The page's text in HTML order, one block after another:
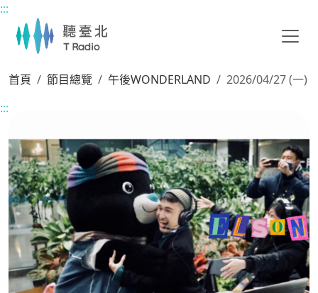
主要內容區塊
:::
首頁 節目總覽 午後WONDERLAND
2026/04/27 (一)
:::